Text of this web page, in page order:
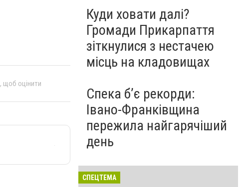
, щоб оцінити
Куди ховати далі?
Громади Прикарпаття
зіткнулися з нестачею
місць на кладовищах
Спека б’є рекорди:
Івано-Франківщина
пережила найгарячіший
день
СПЕЦТЕМА